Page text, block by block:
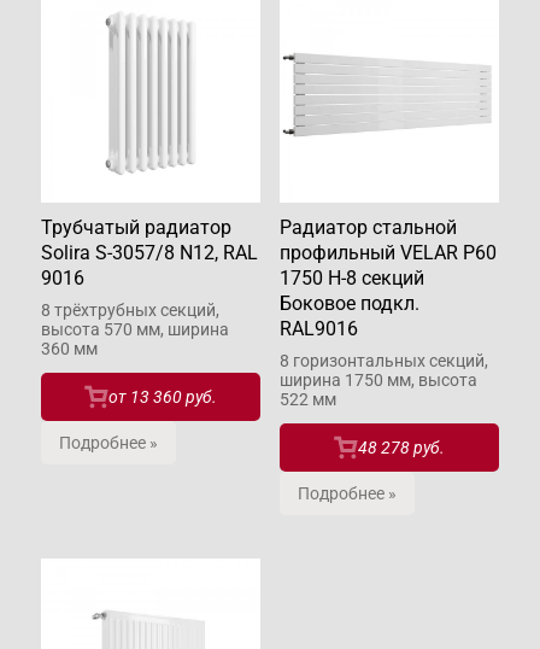
Трубчатый радиатор
Solira S-3057/8 N12, RAL
9016
8 трёхтрубных секций,
высота 570 мм, ширина
360 мм
от 13 360 руб.
Подробнее »
Радиатор стальной
профильный VELAR P60
1750 H-8 секций
Боковое подкл.
RAL9016
8 горизонтальных секций,
ширина 1750 мм, высота
522 мм
48 278 руб.
Подробнее »